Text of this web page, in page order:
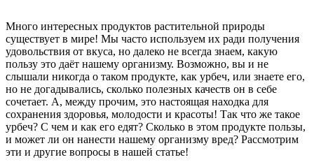
Много интересных продуктов растительной природы
существует в мире! Мы часто используем их ради получения
удовольствия от вкуса, но далеко не всегда знаем, какую
пользу это даёт нашему организму. Возможно, вы и не
слышали никогда о таком продукте, как урбеч, или знаете его,
но не догадывались, сколько полезных качеств он в себе
сочетает. А, между прочим, это настоящая находка для
сохранения здоровья, молодости и красоты! Так что же такое
урбеч? С чем и как его едят? Сколько в этом продукте пользы,
и может ли он нанести нашему организму вред? Рассмотрим
эти и другие вопросы в нашей статье!